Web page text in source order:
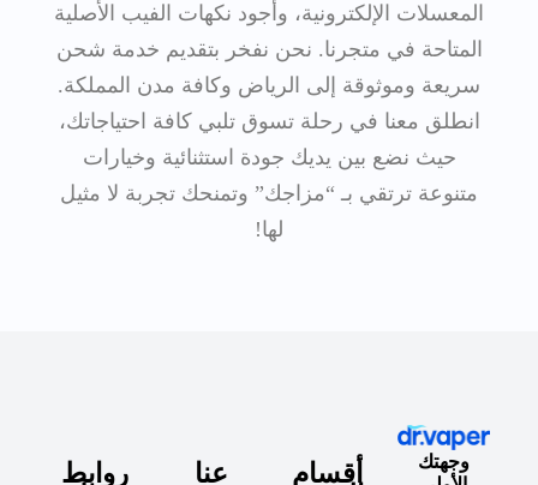
المعسلات الإلكترونية، وأجود نكهات الفيب الأصلية
المتاحة في متجرنا. نحن نفخر بتقديم خدمة شحن
سريعة وموثوقة إلى الرياض وكافة مدن المملكة.
انطلق معنا في رحلة تسوق تلبي كافة احتياجاتك،
حيث نضع بين يديك جودة استثنائية وخيارات
متنوعة ترتقي بـ “مزاجك” وتمنحك تجربة لا مثيل
لها!
وجهتك
أقسام عنا روابط